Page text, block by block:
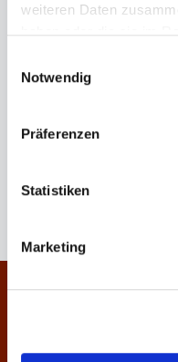
weiteren Daten
Notwendig
Präferenzen
Statistiken
Marketing
Kontakt
Informationen